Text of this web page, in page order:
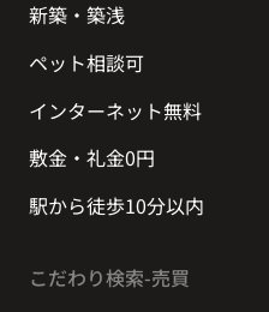
新築・築浅
ペット相談可
インターネット無料
敷金・礼金0円
駅から徒歩10分以内
こだわり検索-売買